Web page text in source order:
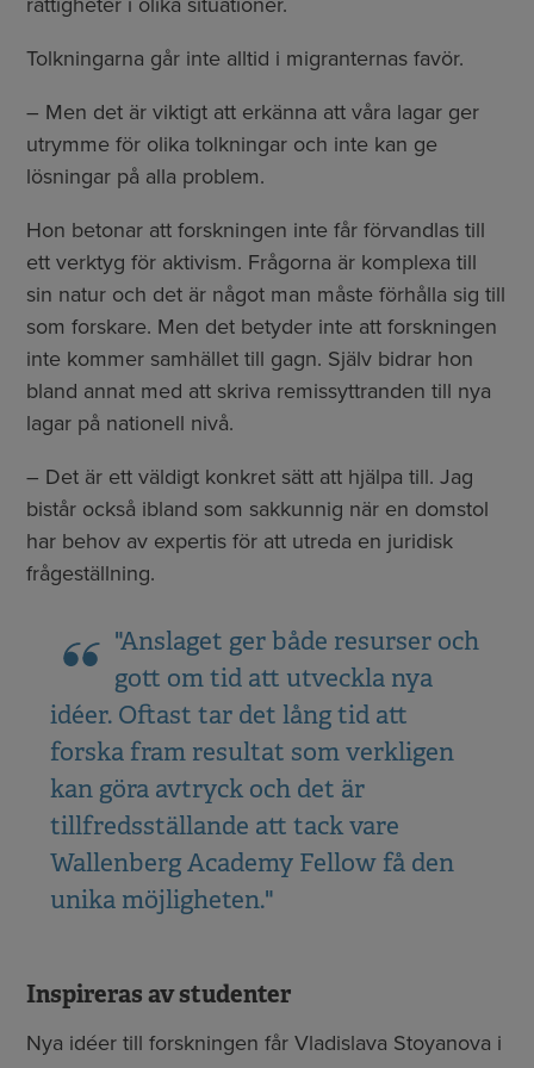
Tolkningarna går inte alltid i migranternas favör.
– Men det är viktigt att erkänna att våra lagar ger
utrymme för olika tolkningar och inte kan ge
lösningar på alla problem.
Hon betonar att forskningen inte får förvandlas till
ett verktyg för aktivism. Frågorna är komplexa till
sin natur och det är något man måste förhålla sig till
som forskare. Men det betyder inte att forskningen
inte kommer samhället till gagn. Själv bidrar hon
bland annat med att skriva remissyttranden till nya
lagar på nationell nivå.
– Det är ett väldigt konkret sätt att hjälpa till. Jag
bistår också ibland som sakkunnig när en domstol
har behov av expertis för att utreda en juridisk
frågeställning.
"Anslaget ger både resurser och
gott om tid att utveckla nya
idéer. Oftast tar det lång tid att
forska fram resultat som verkligen
kan göra avtryck och det är
tillfredsställande att tack vare
Wallenberg Academy Fellow få den
unika möjligheten."
Inspireras av studenter
Nya idéer till forskningen får Vladislava Stoyanova i